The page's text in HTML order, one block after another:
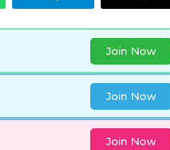
Join Now
Join Now
Join Now